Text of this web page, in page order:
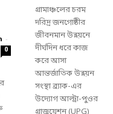
-
0
গ্রামাঞ্চলের চরম
দরিদ্র জনগোষ্ঠীর
জীবনমান উন্নয়নে
দীর্ঘদিন ধরে কাজ
করে আসা
আন্তর্জাতিক উন্নয়ন
সংস্থা ব্র্যাক-এর
উদ্যোগ আল্ট্রা-পুওর